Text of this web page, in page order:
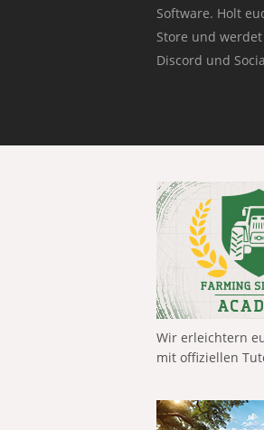
Software. Holt
Store und
Discord und
Wir erleichtern
mit offiziellen